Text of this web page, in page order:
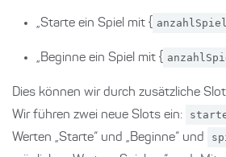
„Starte ein Spiel mit {
„Beginne ein Spiel mit {
Dies können wir durch zusätzliche
Wir führen zwei neue Slots ein:
Werten „Starte“ und „Beginne“ und